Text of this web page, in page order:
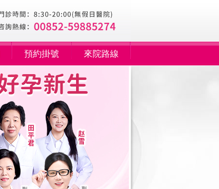
預約掛號 來院路線